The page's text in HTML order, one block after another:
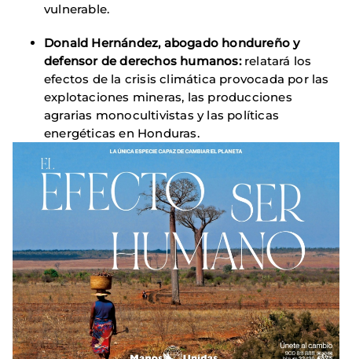
vulnerable.
Donald Hernández, abogado hondureño y
defensor de derechos humanos: relatará los
efectos de la crisis climática provocada por las
explotaciones mineras, las producciones
agrarias monocultivistas y las políticas
energéticas en Honduras.